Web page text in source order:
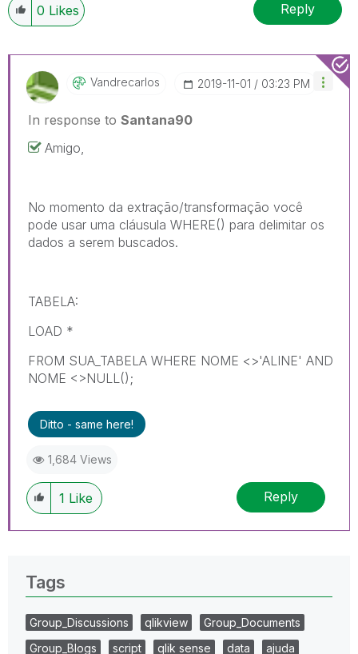
0 Likes Reply
Vandrecarlos ‎2019-11-01 03:23 PM
In response to Santana90
Amigo,
No momento da extração/transformação você
pode usar uma cláusula WHERE() para delimitar os
dados a serem buscados.
TABELA:
LOAD *
FROM SUA_TABELA WHERE NOME <>'ALINE' AND
NOME <>NULL();
Ditto - same here!
1,684 Views
1 Like Reply
Tags
Group_Discussions qlikview
Group_Documents
Group_Blogs
script qlik sense data
ajuda